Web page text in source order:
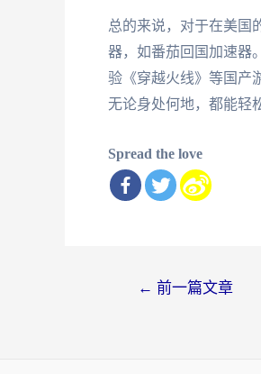
总的来说，对于在美国
器，如番茄回国加速器
验《穿越火线》等国产
无论身处何地，都能轻
Spread the love
← 前一篇文章